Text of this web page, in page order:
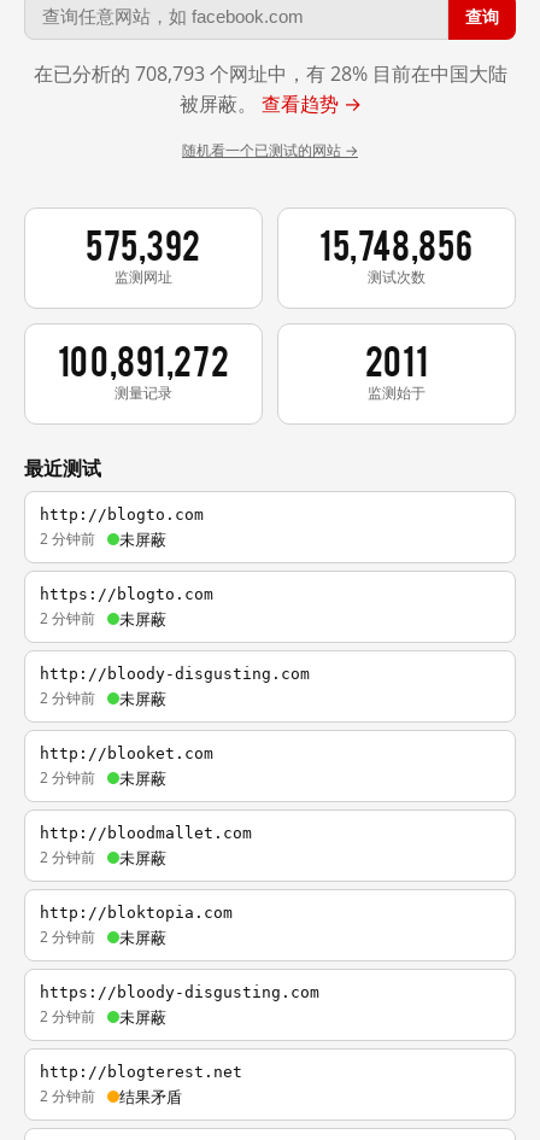
查询
在已分析的 708,793 个网址中，有 28% 目前在中国大陆
被屏蔽。 查看趋势 →
随机看一个已测试的网站 →
575,392
监测网址
15,748,856
测试次数
100,891,272
测量记录
2011
监测始于
最近测试
http://blogto.com
2 分钟前 未屏蔽
https://blogto.com
2 分钟前 未屏蔽
http://bloody-disgusting.com
2 分钟前 未屏蔽
http://blooket.com
2 分钟前 未屏蔽
http://bloodmallet.com
2 分钟前 未屏蔽
http://bloktopia.com
2 分钟前 未屏蔽
https://bloody-disgusting.com
2 分钟前 未屏蔽
http://blogterest.net
2 分钟前 结果矛盾